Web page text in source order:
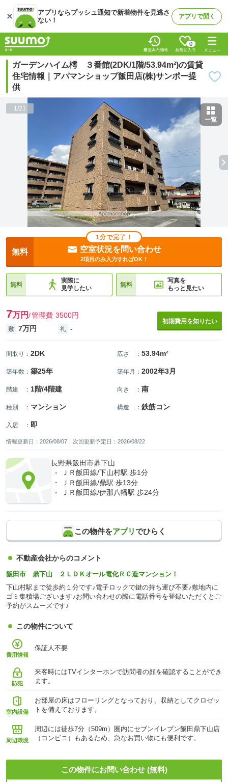
アプリならプッシュ通知で新着物件を見逃さ
ない！
アプリで開く
0
ガーデンハイム樗 ３番館(2DK/1階/53.94m²)の賃貸
住宅情報｜アパマンショップ飯田店(株)サンポー提
供
1/21
一覧
1分で完了！
無料 空室状況を問い合わせ
2項目のみ入力すればOK！
無料
実際に
見学したい
無料
写真を
もっと見たい
7万円 管理費 3500円
敷 7万円 礼 -
初期費用を知りたい
間取り ： 2DK 広さ ： 53.94m²
築年数 ： 築25年 築年月 ： 2002年3月
階建 ： 1階/4階建 向き ： 南
種別 ： マンション 構造 ： 鉄筋コン
入居 ： 即
情報更新日：2026/08/07｜次回更新予定日：2026/08/22
長野県飯田市鼎下山
ＪＲ飯田線/下山村駅 歩1分
ＪＲ飯田線/鼎駅 歩13分
ＪＲ飯田線/伊那八幡駅 歩24分
この物件をアプリでひらく
不動産会社からのコメント
飯田市 鼎下山 ２ＬＤＫオール電化ＲＣ造マンション！
下山村駅まで徒歩約１分です♪電子ロックで鍵の持ち運び不要♪敷地内に
ゴミ集積場ございます♪お問い合わせの際に電話番号を登録いただくとご
予約がスムーズです♪
この物件について
費用情報
保証人不要
防犯
来客時にはTVインターホンで訪問者の顔を確認することができ
ます。
室内設備
お部屋の床はフローリングとなっており、収納としてクロゼッ
トを備えております。
周辺環境
周辺には徒歩7分（509m）圏内にセブンイレブン飯田鼎下山店
（コンビニ）もあるため、急なお買い物にも便利です。
この物件にお問い合わせ (無料)